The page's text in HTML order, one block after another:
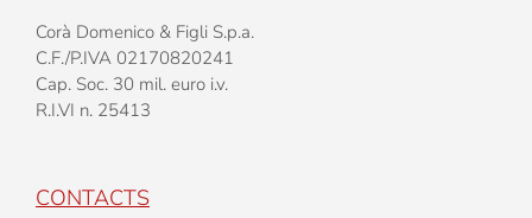
Corà Domenico & Figli S.p.a.
C.F./P.IVA 02170820241
Cap. Soc. 30 mil. euro i.v.
R.I.VI n. 25413
CONTACTS